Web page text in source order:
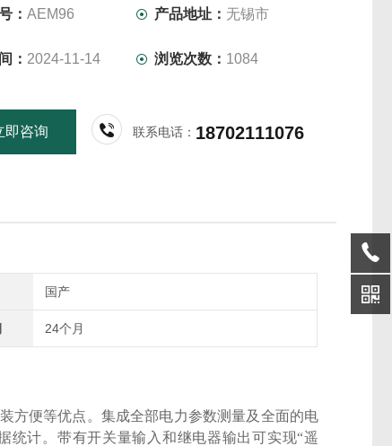
： AEM96 产品地址： 无锡市
： 2024-11-14 浏览次数： 1084
即咨询 联系电话： 18702111076
国产
24个月
方便等优点。集成全部电力参数测量及全面的电
统计。带有开关量输入和继电器输出可实现“遥